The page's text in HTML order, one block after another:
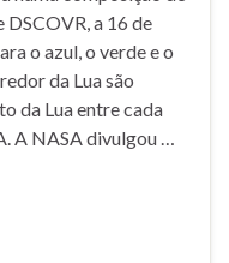
a 16 de
o azul, o verde e o
da Lua são
da Lua entre cada
A NASA divulgou …